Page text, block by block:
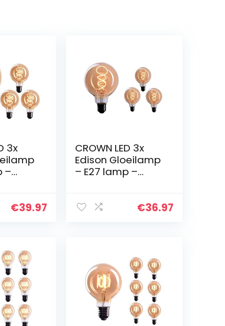
3x
–
€39.97
CROWN LED 3x
Edison Gloeilamp
– E27 lamp –
V, EL19 – Vintage
€36.97